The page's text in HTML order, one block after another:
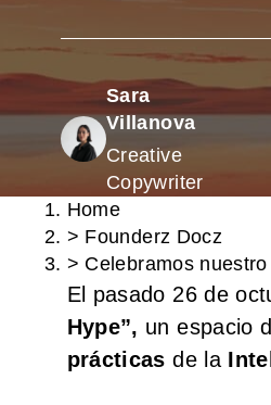
Sara
Villanova
Creative
Copywriter
Home
> Founderz Docz
> Celebramos
El pasado 26 de
Hype”, un espacio
prácticas de la